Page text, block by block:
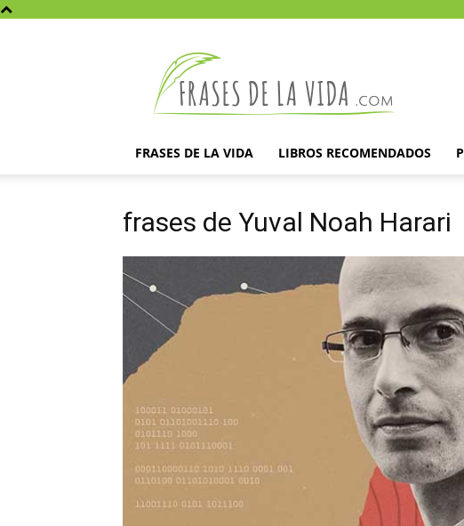
la
vida
FRASES DE LA VIDA LIBROS RECOMENDADOS
frases de Yuval Noah Harari